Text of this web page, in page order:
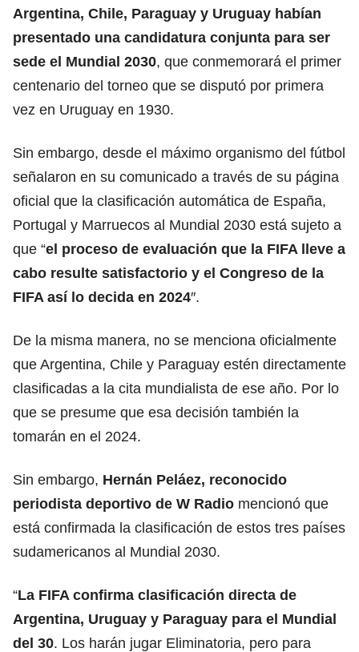
Argentina, Chile, Paraguay y Uruguay habían
presentado una candidatura conjunta para ser
sede el Mundial 2030, que conmemorará el primer
centenario del torneo que se disputó por primera
vez en Uruguay en 1930.
Sin embargo, desde el máximo organismo del fútbol
señalaron en su comunicado a través de su página
oficial que la clasificación automática de España,
Portugal y Marruecos al Mundial 2030 está sujeto a
que “el proceso de evaluación que la FIFA lleve a
cabo resulte satisfactorio y el Congreso de la
FIFA así lo decida en 2024″.
De la misma manera, no se menciona oficialmente
que Argentina, Chile y Paraguay estén directamente
clasificadas a la cita mundialista de ese año. Por lo
que se presume que esa decisión también la
tomarán en el 2024.
Sin embargo, Hernán Peláez, reconocido
periodista deportivo de W Radio mencionó que
está confirmada la clasificación de estos tres países
sudamericanos al Mundial 2030.
“La FIFA confirma clasificación directa de
Argentina, Uruguay y Paraguay para el Mundial
del 30. Los harán jugar Eliminatoria, pero para